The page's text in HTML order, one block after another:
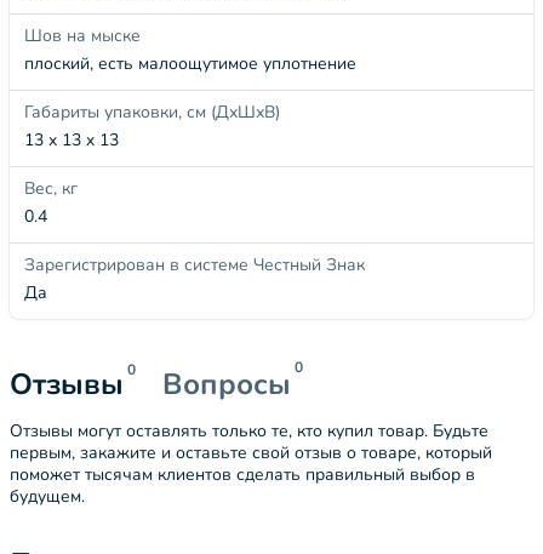
Шов на мыске
плоский, есть малоощутимое уплотнение
Габариты упаковки, см (ДхШхВ)
13 x 13 x 13
Вес, кг
0.4
Зарегистрирован в системе Честный Знак
Да
Отзывы 0 Вопросы 0
Отзывы могут оставлять только те, кто купил товар. Будьте
первым, закажите и оставьте свой отзыв о товаре, который
поможет тысячам клиентов сделать правильный выбор в
будущем.